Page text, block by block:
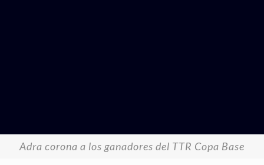
Adra corona a los ganadores del TTR Copa Base